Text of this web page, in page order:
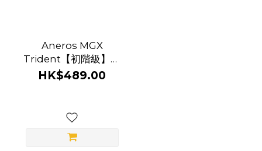
Aneros MGX
Trident【初階級】前
列腺按摩器
HK$489.00